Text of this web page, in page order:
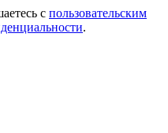
с пользовательским
.